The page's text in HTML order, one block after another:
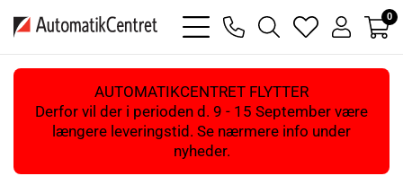
bars
light
phone
magnifying
glass
heart
light
user
light
0
AUTOMATIKCENTRET FLYTTER
Derfor vil der i perioden d. 9 - 15 September være
længere leveringstid. Se nærmere info under
nyheder.